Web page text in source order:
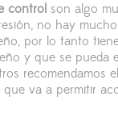
control son algo
no hay
por lo tanto
y que se pueda
recomendamos
va a permitir